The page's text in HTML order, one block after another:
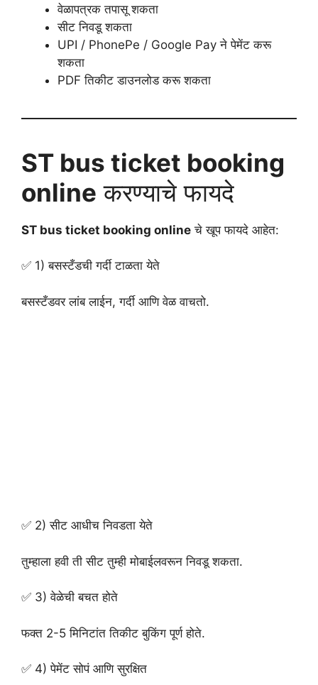
वेळापत्रक तपासू शकता
सीट निवडू शकता
UPI / PhonePe / Google Pay ने पेमेंट करू
शकता
PDF तिकीट डाउनलोड करू शकता
ST bus ticket booking
online करण्याचे फायदे
ST bus ticket booking online चे खूप फायदे आहेत:
✅ 1) बसस्टँडची गर्दी टाळता येते
बसस्टँडवर लांब लाईन, गर्दी आणि वेळ वाचतो.
✅ 2) सीट आधीच निवडता येते
तुम्हाला हवी ती सीट तुम्ही मोबाईलवरून निवडू शकता.
✅ 3) वेळेची बचत होते
फक्त 2-5 मिनिटांत तिकीट बुकिंग पूर्ण होते.
✅ 4) पेमेंट सोपं आणि सुरक्षित